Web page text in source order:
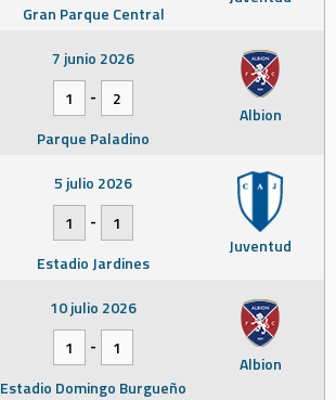
Gran Parque Central
Albion
7 junio 2026
1
-
2
Parque Paladino
Juventud
5 julio 2026
1
-
1
Estadio Jardines
Albion
10 julio 2026
1
-
1
Estadio Domingo Burgueño